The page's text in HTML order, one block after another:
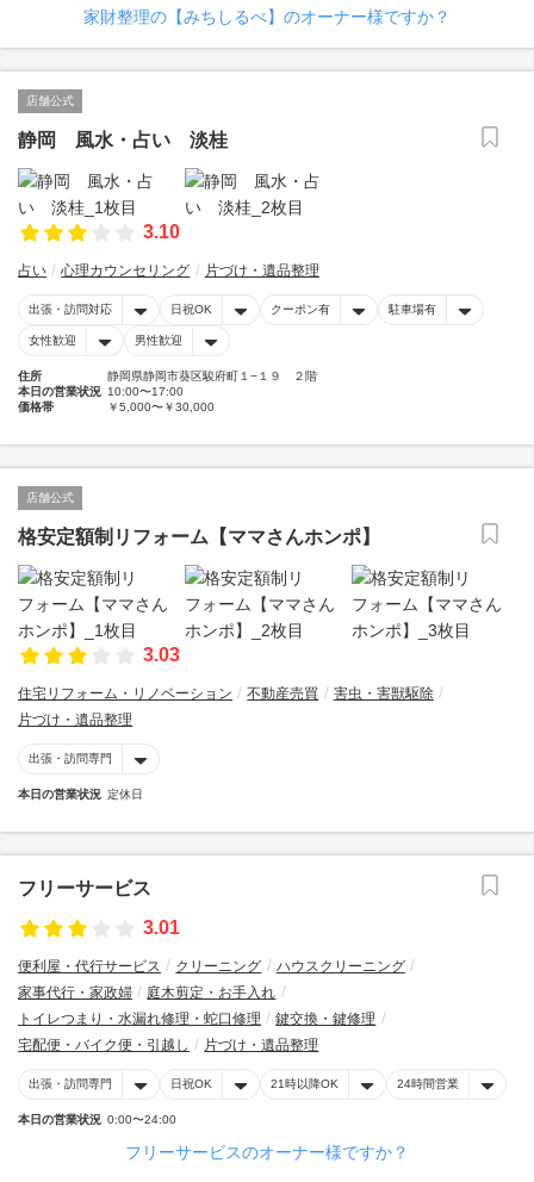
家財整理の【みちしるべ】のオーナー様ですか？
店舗公式
静岡 風水・占い 淡桂
3.10
占い 心理カウンセリング 片づけ・遺品整理
出張・訪問対応 日祝OK クーポン有 駐車場有
女性歓迎 男性歓迎
住所
静岡県静岡市葵区駿府町１−１９ ２階
本日の営業状況 10:00〜17:00
価格帯
￥5,000〜￥30,000
店舗公式
格安定額制リフォーム【ママさんホンポ】
3.03
住宅リフォーム・リノベーション 不動産売買
害虫・害獣駆除
片づけ・遺品整理
出張・訪問専門
本日の営業状況 定休日
フリーサービス
3.01
便利屋・代行サービス クリーニング
ハウスクリーニング
家事代行・家政婦
庭木剪定・お手入れ
トイレつまり・水漏れ修理・蛇口修理
鍵交換・鍵修理
宅配便・バイク便・引越し
片づけ・遺品整理
出張・訪問専門 日祝OK 21時以降OK 24時間営業
本日の営業状況 0:00〜24:00
フリーサービスのオーナー様ですか？